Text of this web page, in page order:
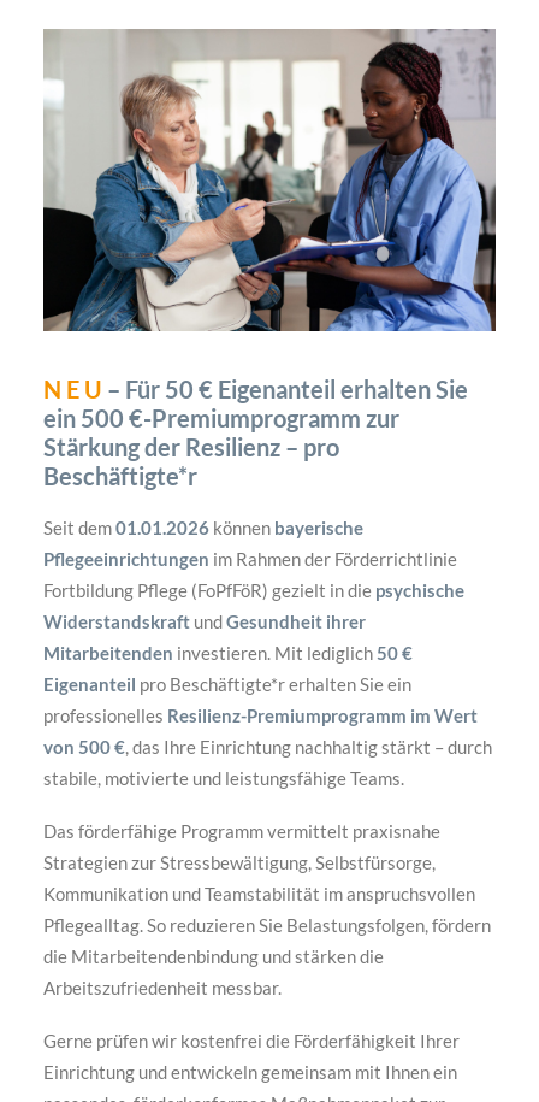
N E U – Für 50 € Eigenanteil erhalten Sie
ein 500 €-Premiumprogramm zur
Stärkung der Resilienz – pro
Beschäftigte*r
Seit dem01.01.2026 können bayerische
Pflegeeinrichtungen im Rahmen der Förderrichtlinie
Fortbildung Pflege (FoPfFöR) gezielt in die psychische
Widerstandskraft undGesundheit ihrer
Mitarbeitenden investieren. Mit lediglich50 €
Eigenanteil pro Beschäftigte*r erhalten Sie ein
professionelles Resilienz-Premiumprogramm im Wert
von 500 €, das Ihre Einrichtung nachhaltig stärkt – durch
stabile, motivierte und leistungsfähige Teams.
Das förderfähige Programm vermittelt praxisnahe
Strategien zur Stressbewältigung, Selbstfürsorge,
Kommunikation und Teamstabilität im anspruchsvollen
Pflegealltag. So reduzieren Sie Belastungsfolgen, fördern
die Mitarbeitendenbindung und stärken die
Arbeitszufriedenheit messbar.
Gerne prüfen wir kostenfrei die Förderfähigkeit Ihrer
Einrichtung und entwickeln gemeinsam mit Ihnen ein